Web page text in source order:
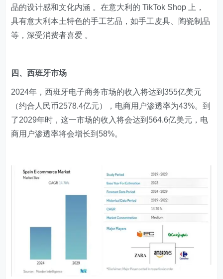
品的设计感和文化内涵 。在意大利的 TikTok Shop 上，
具有意大利本土特色的手工艺品，如手工皮具、陶瓷制品
等，深受消费者喜爱 。
​四、西班牙市场
2024年，西班牙电子商务市场的收入将达到355亿美元
（约合人民币2578.4亿元），电商用户渗透率为43%。到
了2029年时，这一市场的收入将会达到564.6亿美元，电
商用户渗透率将会增长到58%。